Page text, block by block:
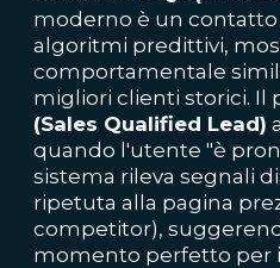
moderno è un contatto
algoritmi predittivi,
comportamentale
migliori clienti storici. Il
(Sales Qualified Lead)
quando l'utente "è
sistema rileva segnali
ripetuta alla pagina
competitor),
momento perfetto per